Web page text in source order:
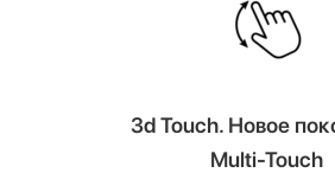
3d Touch. Новое
Multi-Touch